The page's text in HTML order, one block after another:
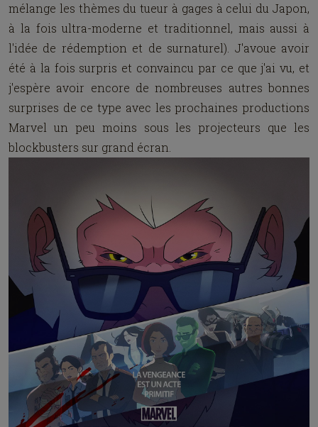
mélange les thèmes du tueur à gages à celui du Japon,
à la fois ultra-moderne et traditionnel, mais aussi à
l'idée de rédemption et de surnaturel). J'avoue avoir
été à la fois surpris et convaincu par ce que j'ai vu, et
j'espère avoir encore de nombreuses autres bonnes
surprises de ce type avec les prochaines productions
Marvel un peu moins sous les projecteurs que les
blockbusters sur grand écran.